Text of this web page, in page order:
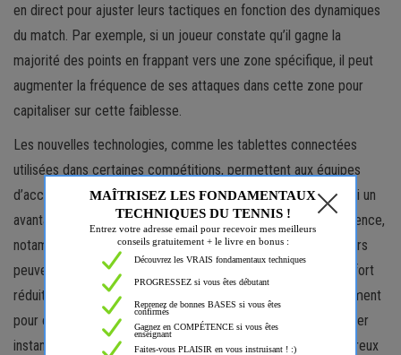
en direct pour ajuster leurs tactiques en fonction des dynamiques
du match. Par exemple, si un joueur constate qu’il gagne la
majorité des points en frappant vers une zone spécifique, il peut
augmenter la fréquence de ses attaques dans cette zone pour
capitaliser sur cette faiblesse.
Les nouvelles technologies, comme les tablettes connectées
utilisées dans certaines compétitions, permettent aux équipes
d’accéder à ces informations en temps réel, leur donnant ainsi un
avantage stratégique. Ces ajustements peuvent faire la différence,
notamment lors des moments cruciaux d’un match. Les joueurs
peuvent, par exemple, intensifier leur jeu vers la zone de confort
réduite de leur adversaire, ou modifier leur propre positionnement
pour contrer des attaques répétées. Cette capacité à s’adapter
instantanément en fonction des données a permis à de nombreux